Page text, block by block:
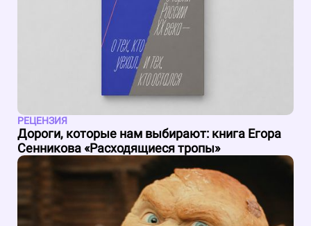
РЕЦЕНЗИЯ
Дороги, которые нам выбирают: книга Егора
Сенникова «Расходящиеся тропы»